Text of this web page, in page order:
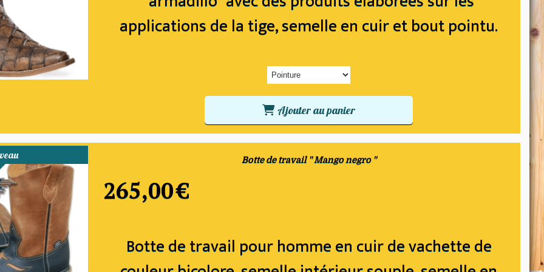
applications de la tige, semelle en cuir et bout pointu.
Ajouter au panier
Botte de travail " Mango negro "
Botte de travail pour homme en cuir de vachette de
265,00€